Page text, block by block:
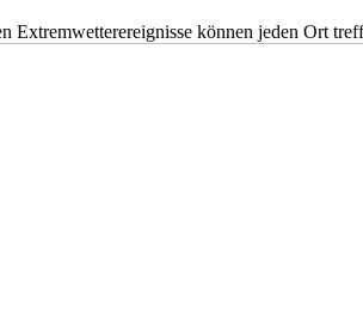
Extremwetterereignisse können jeden Ort